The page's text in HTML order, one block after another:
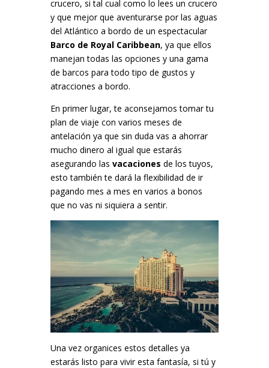
crucero, si tal cual como lo lees un crucero
y que mejor que aventurarse por las aguas
del Atlántico a bordo de un espectacular
Barco de Royal Caribbean, ya que ellos
manejan todas las opciones y una gama
de barcos para todo tipo de gustos y
atracciones a bordo.
En primer lugar, te aconsejamos tomar tu
plan de viaje con varios meses de
antelación ya que sin duda vas a ahorrar
mucho dinero al igual que estarás
asegurando las vacaciones de los tuyos,
esto también te dará la flexibilidad de ir
pagando mes a mes en varios a bonos
que no vas ni siquiera a sentir.
Una vez organices estos detalles ya
estarás listo para vivir esta fantasía, si tú y